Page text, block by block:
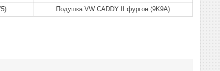
Подушка VW CADDY II фургон (9K9A)